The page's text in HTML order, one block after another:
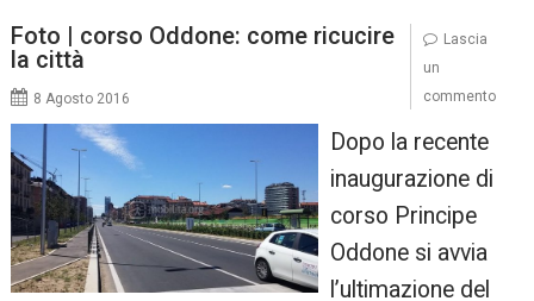
Foto | corso Oddone: come ricucire
la città
8 Agosto 2016
Dopo la recente
inaugurazione di
corso Principe
Oddone si avvia
l’ultimazione del
Lascia
un
commento